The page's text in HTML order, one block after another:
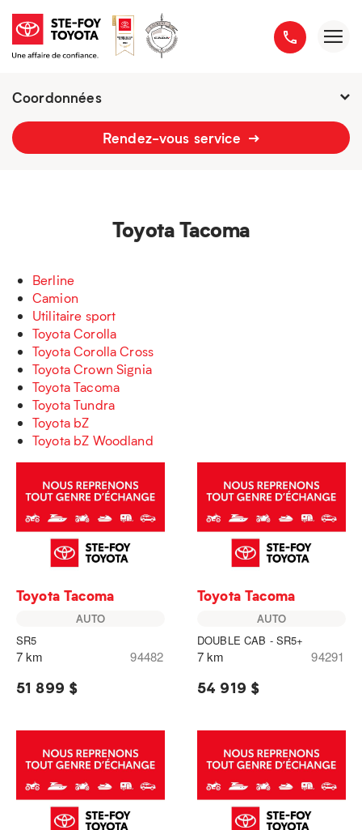
Coordonnées
Fermé : Ouverture-
Rendez-vous service
Toyota Tacoma
Berline
Camion
Utilitaire sport
Toyota Corolla
Toyota Corolla Cross
Toyota Crown Signia
Toyota Tacoma
Toyota Tundra
Toyota bZ
Toyota bZ Woodland
Toyota Tacoma
AUTO
SR5
7 km 94482
51 899 $
Toyota Tacoma
AUTO
DOUBLE CAB - SR5+
7 km 94291
54 919 $